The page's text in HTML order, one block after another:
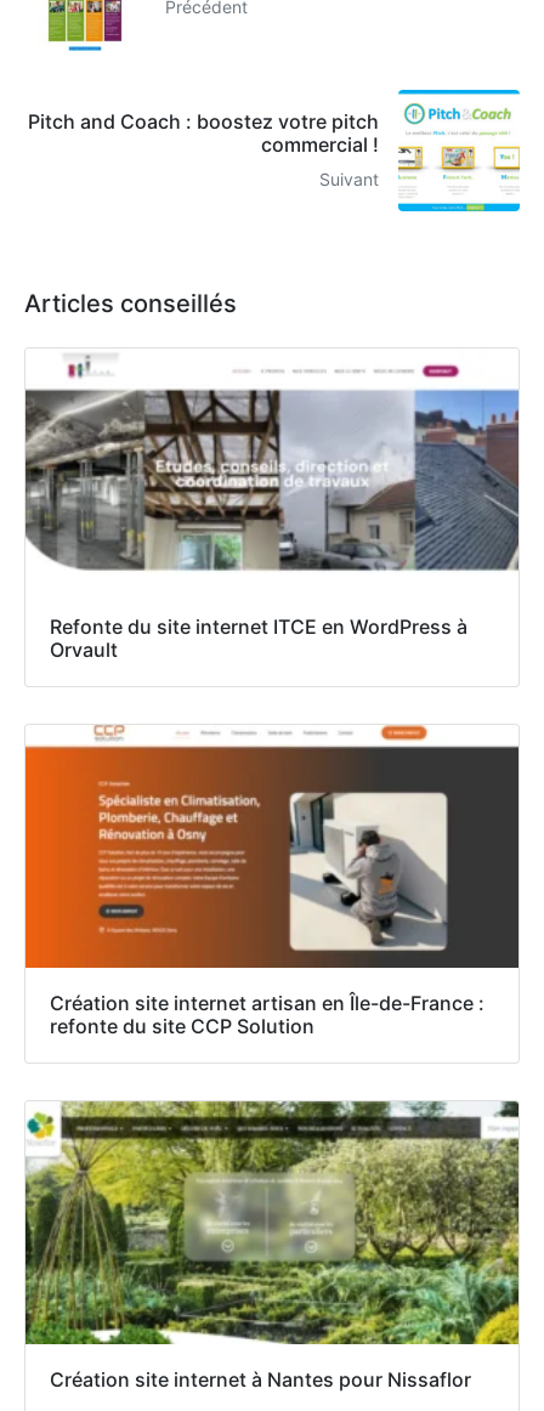
Précédent
Pitch and Coach : boostez votre pitch
commercial !
Suivant
Articles conseillés
Refonte du site internet ITCE en WordPress à
Orvault
Création site internet artisan en Île-de-France :
refonte du site CCP Solution
Création site internet à Nantes pour Nissaflor